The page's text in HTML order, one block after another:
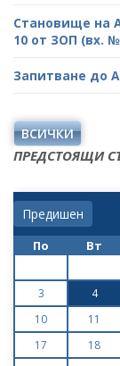
Становище на
10 от ЗОП (вх. №
Запитване до
ВСИЧКИ
ПРЕДСТОЯЩИ
Предишен
По Вт
3
4
10
11
17
18